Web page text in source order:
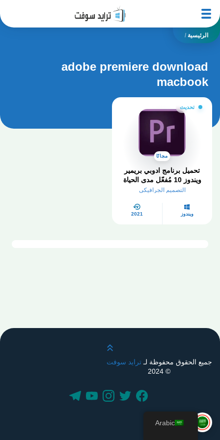
الرئيسية /
adobe premiere download
macbook
تحديث
مجانًا
تحميل برنامج ادوبي بريمير
ويندوز 10 مُفعّل مدى الحياة
من ميديا فاير
التصميم الجرافيكي
ويندوز 2021
قم بالتمرير لأعلى
جميع الحقوق محفوظة لـترايد سوفت
© 2024
Arabic